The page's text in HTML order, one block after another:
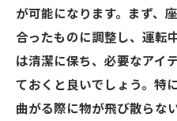
が可能になります。まず、
合ったものに調整し、運転
は清潔に保ち、必要なアイ
ておくと良いでしょう。特
曲がる際に物が飛び散らな